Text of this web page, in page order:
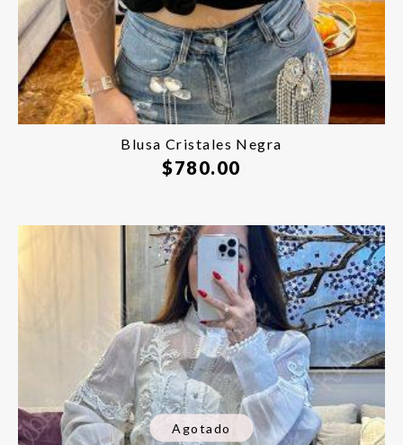
Blusa Cristales Negra
$780.00
Agotado